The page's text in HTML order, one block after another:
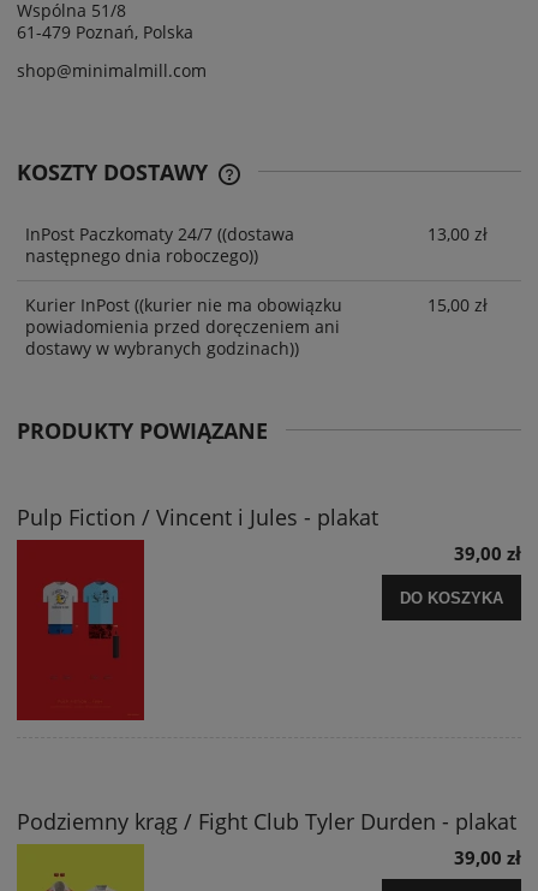
Wspólna 51/8
61-479 Poznań, Polska
shop@minimalmill.com
KOSZTY DOSTAWY
InPost Paczkomaty 24/7 ((dostawa
następnego dnia roboczego))
13,00 zł
Kurier InPost ((kurier nie ma obowiązku
powiadomienia przed doręczeniem ani
dostawy w wybranych godzinach))
15,00 zł
PRODUKTY POWIĄZANE
Pulp Fiction / Vincent i Jules - plakat
39,00 zł
DO KOSZYKA
Podziemny krąg / Fight Club Tyler Durden - plakat
39,00 zł